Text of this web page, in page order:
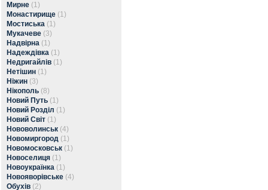
Мирне (1)
Монастирище (1)
Мостиська (1)
Мукачеве (3)
Надвірна (1)
Надеждівка (1)
Недригайлів (1)
Нетішин (1)
Ніжин (3)
Нікополь (8)
Новий Путь (1)
Новий Розділ (1)
Новий Світ (1)
Нововолинськ (4)
Новомиргород (1)
Новомосковськ (1)
Новоселиця (1)
Новоукраїнка (1)
Новояворівське (4)
Обухів (2)